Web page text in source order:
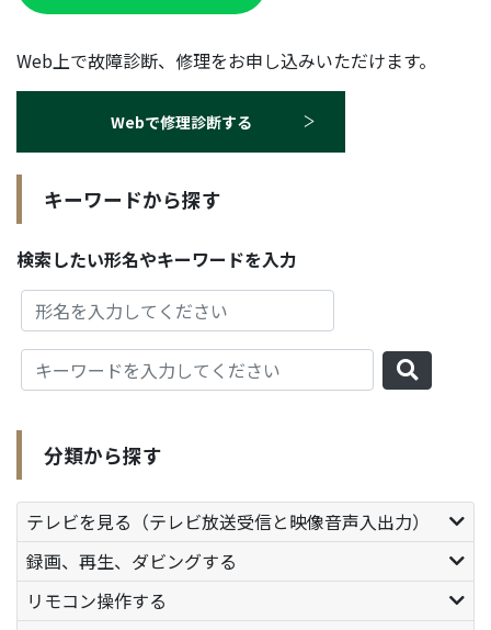
Web上で故障診断、修理をお申し込みいただけます。
Webで修理診断する
キーワードから探す
検索したい形名やキーワードを入力
分類から探す
テレビを見る（テレビ放送受信と映像音声入出力）
録画、再生、ダビングする
リモコン操作する